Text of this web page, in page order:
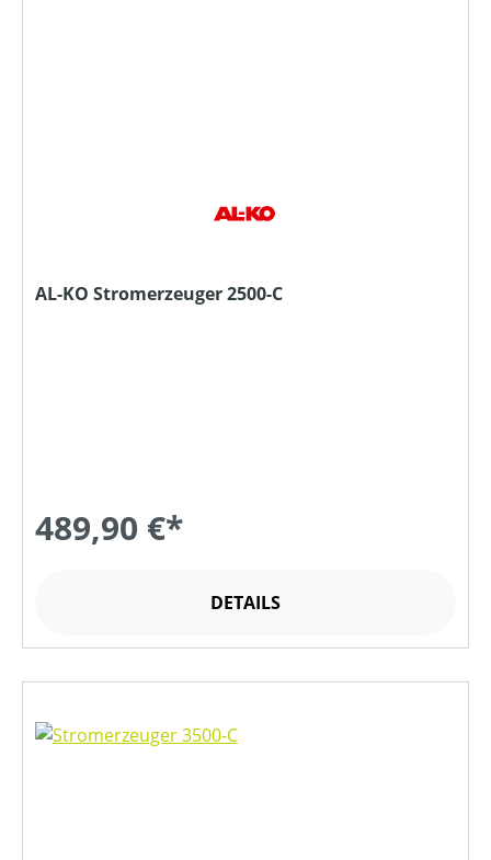
AL-KO Stromerzeuger 2500-C
489,90 €*
DETAILS